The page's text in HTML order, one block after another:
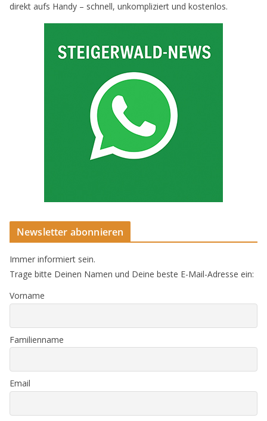
direkt aufs Handy – schnell, unkompliziert und kostenlos.
Newsletter abonnieren
Immer informiert sein.
Trage bitte Deinen Namen und Deine beste E-Mail-Adresse ein:
Vorname
Familienname
Email